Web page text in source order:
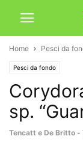
Home Pesci da
Pesci da fondo
sp.
Tencatt e De Britto -